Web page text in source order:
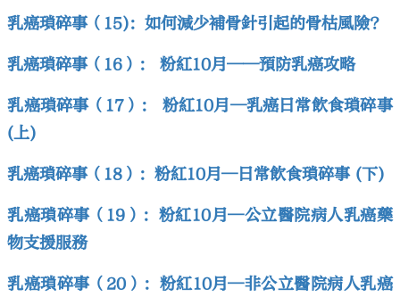
乳癌瑣碎事（15)：如何減少補骨針引起的骨枯風險?
乳癌瑣碎事（16）： 粉紅10月——預防乳癌攻略
乳癌瑣碎事（17）： 粉紅10月—乳癌日常飲食瑣碎事
(上)
乳癌瑣碎事（18）：粉紅10月—日常飲食瑣碎事 (下)
乳癌瑣碎事（19）：粉紅10月—公立醫院病人乳癌藥
物支援服務
乳癌瑣碎事（20）：粉紅10月—非公立醫院病人乳癌